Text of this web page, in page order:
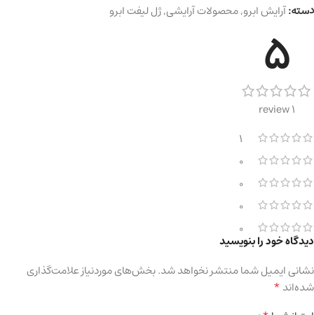
دسته:آرایش ابرو,محصولات آرایشی,ژل لیفت ابرو
5
1 review
1
0
0
0
0
دیدگاه خود را بنویسید
نشانی ایمیل شما منتشر نخواهد شد.بخش‌های موردنیاز علامت‌گذاری
شده‌اند*